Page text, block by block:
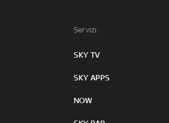
Servizi:
SKY TV
SKY APPS
NOW